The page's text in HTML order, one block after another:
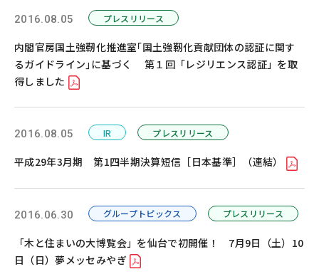
2016.08.05 プレスリリース
内閣官房国土強靭化推進室｢国土強靭化貢献団体の認証に関す
るガイドライン｣に基づく 第１回「レジリエンス認証」を取
得しました
2016.08.05 IR プレスリリース
平成29年3月期 第1四半期決算短信［日本基準］（連結）
2016.06.30 グループトピックス プレスリリース
「木と住まいの大博覧会」を仙台で初開催！ 7月9日（土）10
日（日）夢メッセみやぎ